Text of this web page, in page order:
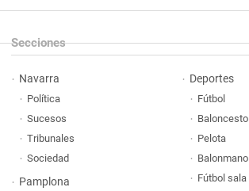
Secciones
Navarra
Política
Sucesos
Tribunales
Sociedad
Pamplona
Deportes
Fútbol
Baloncesto
Pelota
Balonmano
Fútbol sala